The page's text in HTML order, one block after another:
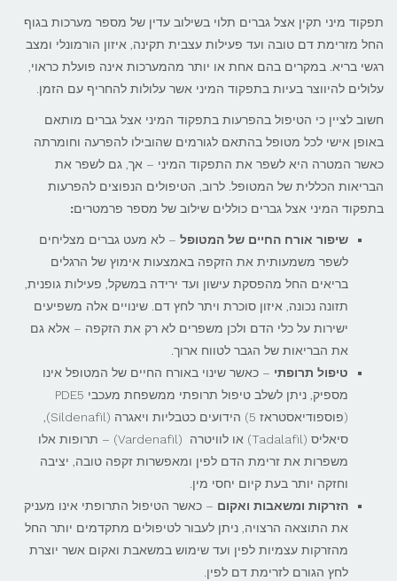
תפקוד מיני תקין אצל גברים תלוי בשילוב עדין של מספר מערכות בגוף
החל מזרימת דם טובה ועד פעילות עצבית תקינה, איזון הורמונלי ומצב
רגשי בריא. במקרים בהם אחת או יותר מהמערכות אינה פועלת כראוי,
עלולים להיווצר בעיות בתפקוד המיני אשר עלולות להחריף עם הזמן.
חשוב לציין כי הטיפול בהפרעות בתפקוד המיני אצל גברים מותאם
באופן אישי לכל מטופל בהתאם לגורמים שהובילו להפרעה וחומרתה
כאשר המטרה היא לשפר את התפקוד המיני – אך, גם לשפר את
הבריאות הכללית של המטופל. לרוב, הטיפולים הנפוצים להפרעות
בתפקוד המיני אצל גברים כוללים שילוב של מספר פרמטרים:
שיפור אורח החיים של המטופל – לא מעט גברים מצליחים
לשפר משמעותית את הזקפה באמצעות אימוץ של הרגלים
בריאים החל מהפסקת עישון ועד ירידה במשקל, פעילות גופנית,
תזונה נכונה, איזון סוכרת ויתר לחץ דם. שינויים אלה משפיעים
ישירות על כלי הדם ולכן משפרים לא רק את הזקפה – אלא גם
את הבריאות של הגבר לטווח ארוך.
טיפול תרופתי – כאשר שינוי באורח החיים של המטופל אינו
מספיק, ניתן לשלב טיפול תרופתי ממשפחת מעכבי PDE5
(פוספודיאסטראז 5) הידועים כטבליות ויאגרה (Sildenafil),
סיאליס (Tadalafil) או לוויטרה (Vardenafil) – תרופות אלו
משפרות את זרימת הדם לפין ומאפשרות זקפה טובה, יציבה
וחזקה יותר בעת קיום יחסי מין.
הזרקות ומשאבות ואקום – כאשר הטיפול התרופתי אינו מעניק
את התוצאה הרצויה, ניתן לעבור לטיפולים מתקדמים יותר החל
מהזרקות עצמיות לפין ועד שימוש במשאבת ואקום אשר יוצרת
לחץ הגורם לזרימת דם לפין.